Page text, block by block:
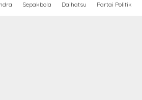
Sepakbola Daihatsu Partai Politik